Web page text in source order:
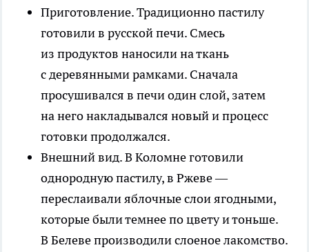
Приготовление. Традиционно пастилу
готовили в русской печи. Смесь
из продуктов наносили на ткань
с деревянными рамками. Сначала
просушивался в печи один слой, затем
на него накладывался новый и процесс
готовки продолжался.
Внешний вид. В Коломне готовили
однородную пастилу, в Ржеве —
переслаивали яблочные слои ягодными,
которые были темнее по цвету и тоньше.
В Белеве производили слоеное лакомство.